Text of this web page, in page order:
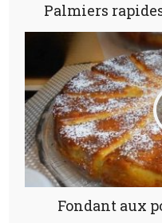
Palmiers
Fondant aux